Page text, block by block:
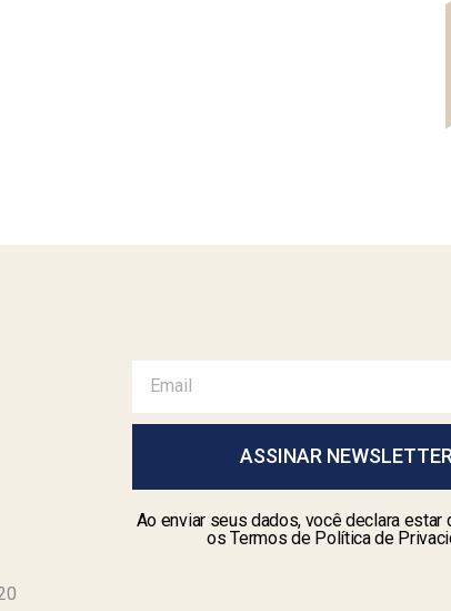
ASSINAR
Ao enviar seus dados, você declara estar
os Termos de Política de